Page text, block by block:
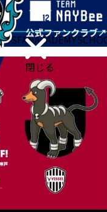
閉じる
FANACADEMY